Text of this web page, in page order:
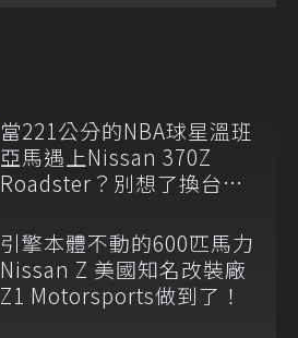
當221公分的NBA球星溫班
亞馬遇上Nissan 370Z
Roadster？別想了換台車
引擎本體不動的600匹馬力
Nissan Z 美國知名改裝廠
Z1 Motorsports做到了！